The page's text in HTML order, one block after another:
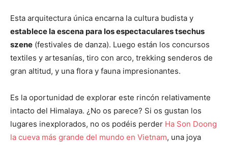
Esta arquitectura única encarna la cultura budista y
establece la escena para los espectaculares tsechus
szene (festivales de danza). Luego están los concursos
textiles y artesanías, tiro con arco, trekking senderos de
gran altitud, y una flora y fauna impresionantes.
Es la oportunidad de explorar este rincón relativamente
intacto del Himalaya. ¿No os parece? Si os gustan los
lugares inexplorados, no os podéis perder Ha Son Doong
la cueva más grande del mundo en Vietnam, una joya